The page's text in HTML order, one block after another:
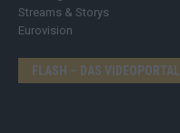
Streams & Storys
Eurovision
FLASH – DAS VIDEOPORTAL